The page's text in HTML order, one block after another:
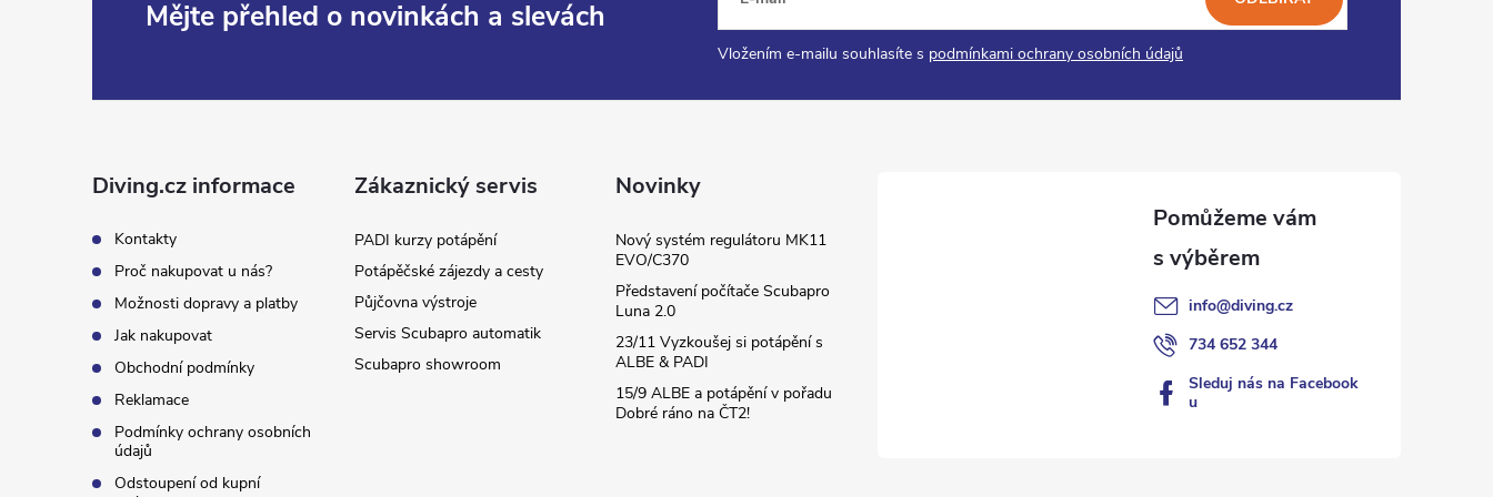
Mějte přehled o novinkách a slevách
Vložením e-mailu souhlasíte s podmínkami ochrany osobních údajů
Diving.cz informace
Kontakty
Proč nakupovat u nás?
Možnosti dopravy a platby
Jak nakupovat
Obchodní podmínky
Reklamace
Podmínky ochrany osobních
údajů
Odstoupení od kupní
Zákaznický servis
PADI kurzy potápění
Potápěčské zájezdy a cesty
Půjčovna výstroje
Servis Scubapro automatik
Scubapro showroom
Novinky
Nový systém regulátoru MK11
EVO/C370
Představení počítače Scubapro
Luna 2.0
23/11 Vyzkoušej si potápění s
ALBE & PADI
15/9 ALBE a potápění v pořadu
Dobré ráno na ČT2!
info@diving.cz
734 652 344
Sleduj nás na Facebook
u